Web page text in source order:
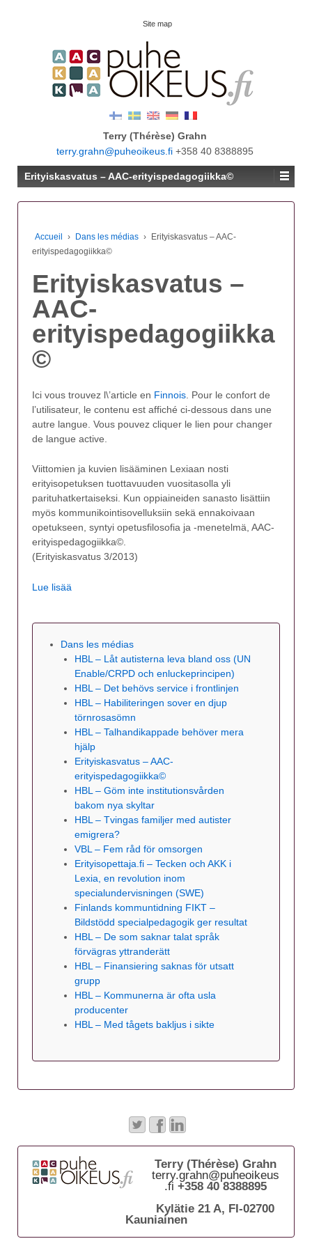
Site map
Terry (Thérèse) Grahn
terry.grahn@puheoikeus.fi +358 40 8388895
Erityiskasvatus – AAC-erityispedagogiikka©
Accueil › Dans les médias ›
Erityiskasvatus – AAC-
erityispedagogiikka©
Erityiskasvatus –
AAC-
erityispedagogiikka
©
Ici vous trouvez l\’article en Finnois . Pour le confort de
l’utilisateur, le contenu est affiché ci-dessous dans une
autre langue. Vous pouvez cliquer le lien pour changer
de langue active.
Viittomien ja kuvien lisääminen Lexiaan nosti
erityisopetuksen tuottavuuden vuositasolla yli
parituhatkertaiseksi. Kun oppiaineiden sanasto lisättiin
myös kommunikointisovelluksiin sekä ennakoivaan
opetukseen, syntyi opetusfilosofia ja -menetelmä, AAC-
erityispedagogiikka©.
(Erityiskasvatus 3/2013)
Lue lisää
Dans les médias
HBL – Låt autisterna leva bland oss (UN
Enable/CRPD och enluckeprincipen)
HBL – Det behövs service i frontlinjen
HBL – Habiliteringen sover en djup
törnrosasömn
HBL – Talhandikappade behöver mera
hjälp
Erityiskasvatus – AAC-
erityispedagogiikka©
HBL – Göm inte institutionsvården
bakom nya skyltar
HBL – Tvingas familjer med autister
emigrera?
VBL – Fem råd för omsorgen
Erityisopettaja.fi – Tecken och AKK i
Lexia, en revolution inom
specialundervisningen (SWE)
Finlands kommuntidning FIKT –
Bildstödd specialpedagogik ger resultat
HBL – De som saknar talat språk
förvägras yttranderätt
HBL – Finansiering saknas för utsatt
grupp
HBL – Kommunerna är ofta usla
producenter
HBL – Med tågets bakljus i sikte
Terry (Thérèse) Grahn
terry.grahn@puheoikeus
.fi +358 40 8388895
Kylätie 21 A, FI-02700
Kauniainen